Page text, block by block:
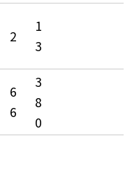
2
1
3
6
6
3
8
0